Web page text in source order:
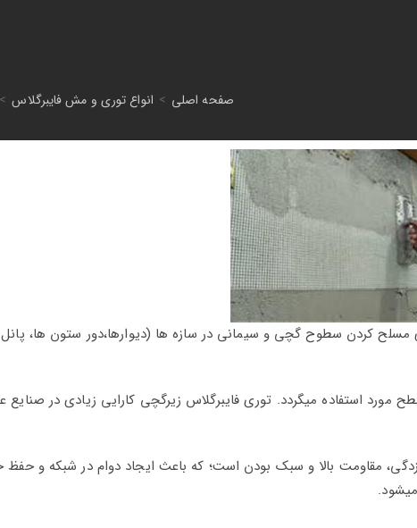
صفحه اصلی > انواع توری و مش فایبرگلاس >
مسلح کردن سطوح گچی و سیمانی در سازه ها (دیوارها،دور ستون ها،
استفاده میگردد. توری فایبرگلاس زیرگچی کارایی زیادی در صنایع
مقاومت بالا و سبک بودن است؛ که باعث ایجاد دوام در شبکه و